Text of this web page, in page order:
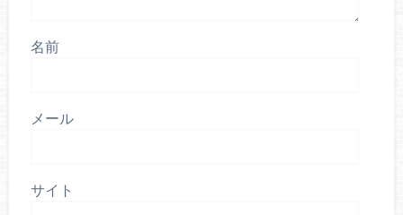
名前
メール
サイト